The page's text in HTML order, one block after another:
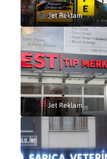
Jet Reklam
Jet Reklam